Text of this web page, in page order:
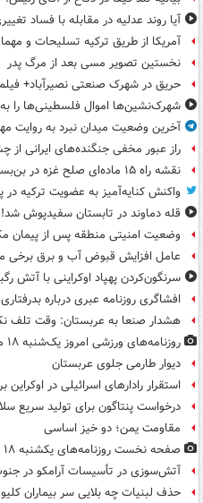
آیا روند عدلیه در مقابله با فساد
آمریکا از طریق ترکیه تسلیحات و
نخستین تصویر مسی بعد از مرگ پدر
حریق در شهرک صنعتی نصیرآباد+
شهرک‌نشین‌ها اموال فلسطینی‌ها را
آخرین وضعیت میدان نبرد به روایت
راز عبور مخفی جنگنده‌های ایرانی
نقشه راه ۱۵ ماده‌ای صلح غزه در بن‌بست
واکنش کنایه‌آمیز به عضویت ترکیه
قله دماوند در تابستان سفیدپوش شد!
وضعیت امنیتی منطقه پس از پیمان
عامل افزایش قبوض آب و برق برخی
سرنگون‌کردن پهپاد اوکراینی با آتش
افشاگری روزنامه عبری درباره
هشدار صنعا به عربستان: وقت تلف
روزنامه‌های ورزشی امروز یک‌شنبه ۱۸ مرداد ۱۴۰۵
دیوار طارمی جلوی عربستان
استقرار رادارهای اسرائیلی در
درخواست پنتاگون برای تولید سریع
مقاومت یمن؛ دو خیز اساسی
صفحه نخست روزنامه‌های یکشنبه ۱۸ مرداد ۱۴۰۵
آتش‌سوزی در تأسیسات آرامکو در
حذف لبنیات چه بلایی سر بیماران